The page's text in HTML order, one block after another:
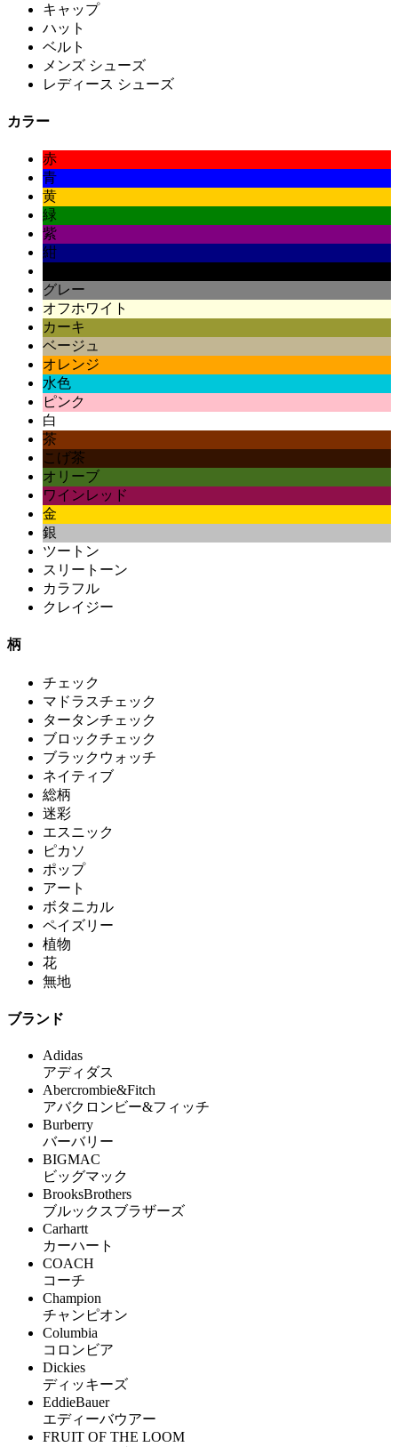
キャップ
ハット
ベルト
メンズ シューズ
レディース シューズ
カラー
赤
青
黄
緑
紫
紺
グレー
オフホワイト
カーキ
ベージュ
オレンジ
水色
ピンク
白
茶
こげ茶
オリーブ
ワインレッド
金
銀
ツートン
スリートーン
カラフル
クレイジー
柄
チェック
マドラスチェック
タータンチェック
ブロックチェック
ブラックウォッチ
ネイティブ
総柄
迷彩
エスニック
ピカソ
ポップ
アート
ボタニカル
ペイズリー
植物
花
無地
ブランド
Adidas
アディダス
Abercrombie&Fitch
アバクロンビー&フィッチ
Burberry
バーバリー
BIGMAC
ビッグマック
BrooksBrothers
ブルックスブラザーズ
Carhartt
カーハート
COACH
コーチ
Champion
チャンピオン
Columbia
コロンビア
Dickies
ディッキーズ
EddieBauer
エディーバウアー
FRUIT OF THE LOOM